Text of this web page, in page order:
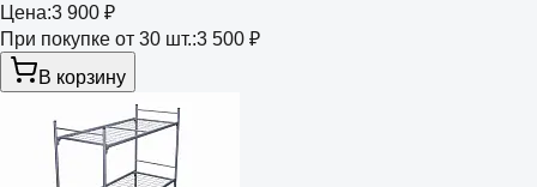
Цена:3 900 ₽
При покупке от 30 шт.:3 500 ₽
В корзину